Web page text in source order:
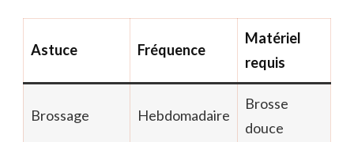
Astuce Fréquence
Matériel
requis
Brossage Hebdomadaire
Brosse
douce